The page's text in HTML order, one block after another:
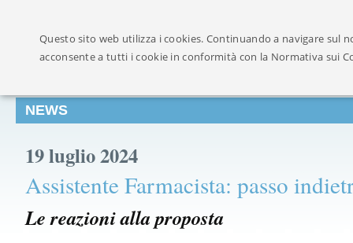
NEWS
19 luglio 2024
Assistente Farmacista: passo
Le reazioni alla proposta
Questo sito web utilizza i cookies. Continuando a navigare sul
acconsente a tutti i cookie in conformità con la Normativa sui